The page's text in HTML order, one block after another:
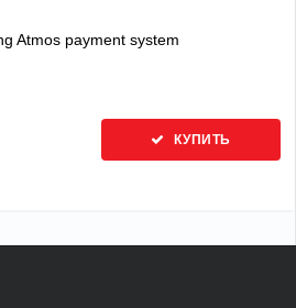
Atmos payment system
КУПИТЬ